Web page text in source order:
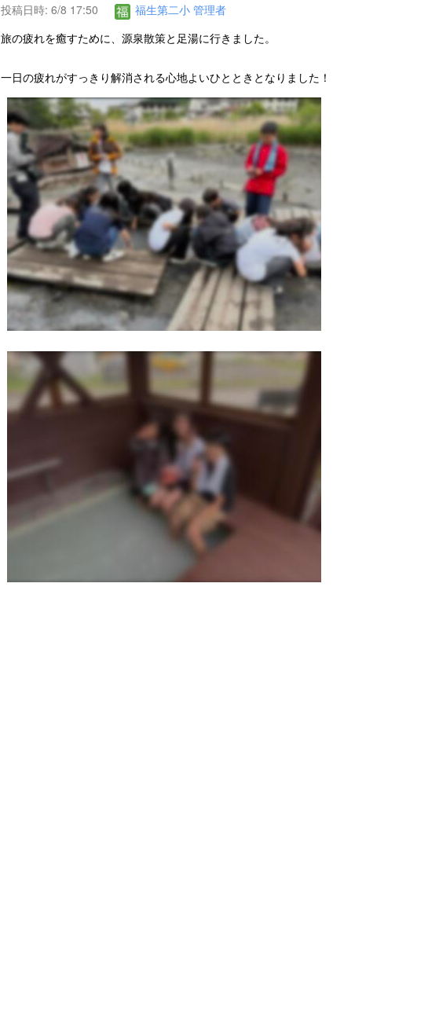
投稿日時: 6/8 17:50
福生第二小 管理者
旅の疲れを癒すために、源泉散策と足湯に行きました。
一日の疲れがすっきり解消される心地よいひとときとなりました！